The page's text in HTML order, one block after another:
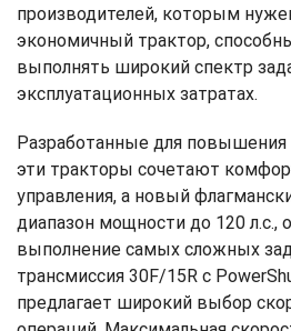
производителей, которым
экономичный трактор,
выполнять широкий спектр
эксплуатационных затратах.
Разработанные для повышения
эти тракторы сочетают
управления, а новый
диапазон мощности до 120 л.с.,
выполнение самых сложных
трансмиссия 30F/15R с
предлагает широкий выбор